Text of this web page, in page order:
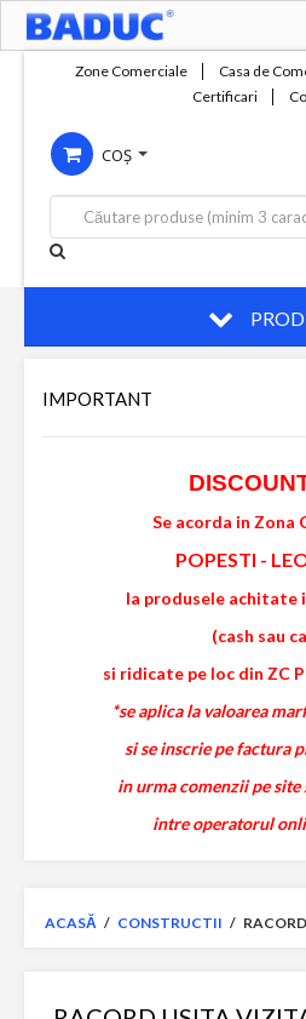
Compania
Servicii
Productie
Contact
Zone Comerciale Casa de
Certificari
COȘ
IMPORTANT
Se acorda in Zona
POPESTI -
la produsele achitate
(cash sau
si ridicate pe loc din ZC
*se aplica la valoarea
si se inscrie pe factura
in urma comenzii pe
intre operatorul
ACASĂ / CONSTRUCTII /